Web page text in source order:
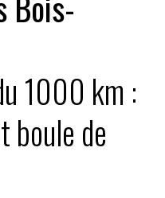
1000 km :
boule de